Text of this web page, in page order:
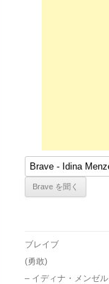
ブレイブ
(勇敢)
– イディナ・メンゼル